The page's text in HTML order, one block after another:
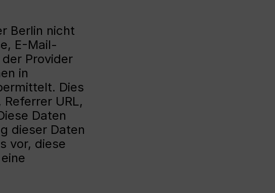
Berlin nicht
E-Mail-
Provider
in
Dies
URL,
Daten
dieser Daten
vor, diese